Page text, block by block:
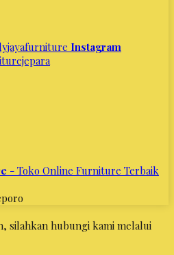
Instagram
- Toko Online Furniture Terbaik
silahkan hubungi kami melalui